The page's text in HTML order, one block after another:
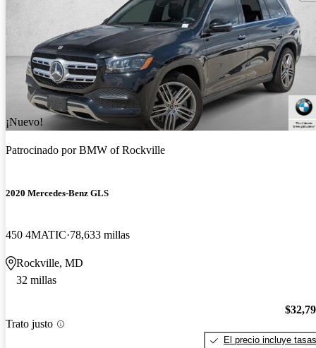
¡Nuevo!
Patrocinado porBMW of Rockville
2020 Mercedes-Benz GLS
450 4MATIC 78,633 millas
Rockville, MD
32 millas
Trato justo
El precio incluye tasas